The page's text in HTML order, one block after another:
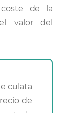
coste de la
valor del
de